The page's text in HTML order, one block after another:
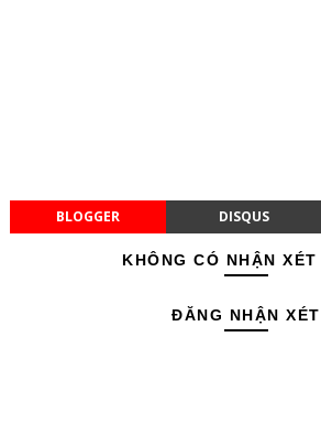
BLOGGER DISQUS
KHÔNG CÓ NHẬN
ĐĂNG NHẬN XÉT